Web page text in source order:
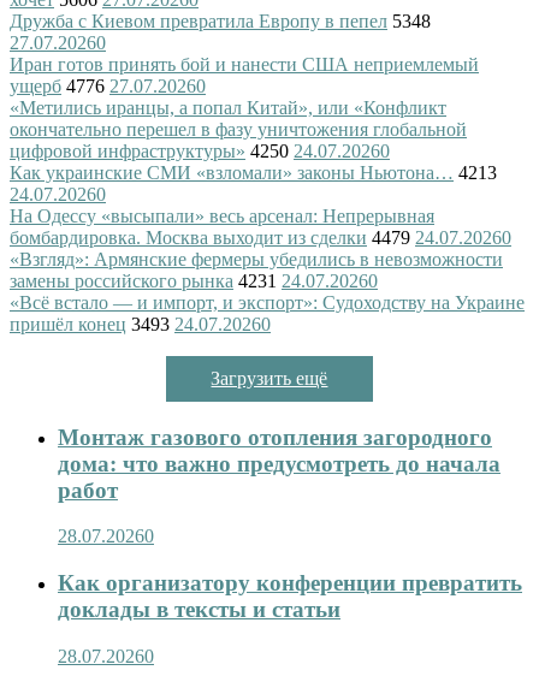
Дружба с Киевом превратила Европу в пепел 5348
27.07.20260
Иран готов принять бой и нанести США неприемлемый
ущерб 4776 27.07.20260
«Метились иранцы, а попал Китай», или «Конфликт
окончательно перешел в фазу уничтожения глобальной
цифровой инфраструктуры» 4250 24.07.20260
Как украинские СМИ «взломали» законы Ньютона… 4213
24.07.20260
На Одессу «высыпали» весь арсенал: Непрерывная
бомбардировка. Москва выходит из сделки 4479 24.07.20260
«Взгляд»: Армянские фермеры убедились в невозможности
замены российского рынка 4231 24.07.20260
«Всё встало — и импорт, и экспорт»: Судоходству на Украине
пришёл конец 3493 24.07.20260
Загрузить ещё
Монтаж газового отопления загородного
дома: что важно предусмотреть до начала
работ
28.07.20260
Как организатору конференции превратить
доклады в тексты и статьи
28.07.20260